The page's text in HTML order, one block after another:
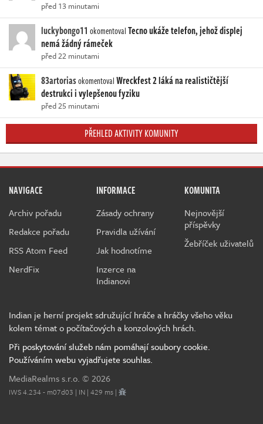
před 13 minutami
luckybongo11 okomentovalTecno ukáže telefon, jehož displej
nemá žádný rámeček
před 22 minutami
83artoriasokomentovalWreckfest 2 láká na realističtější
destrukci i vylepšenou fyziku
před 25 minutami
PŘEHLED AKTIVITY KOMUNITY
NAVIGACE
Archiv pořadu
Redakce pořadu
RSS Atom Feed
NerdFix
INFORMACE
Zásady ochrany
Pravidla užívání
Jak hodnotíme
Inzerce na
Indianovi
KOMUNITA
Nejnovější
příspěvky
Žebříček uživatelů
Indian je herní projekt sdružující hráče a hráčky všeho věku
kolem témat o počítačových a konzolových hrách.
Při poskytování služeb nám pomáhají soubory cookie.
Používáním webu vyjadřujete souhlas.
MediaRealms s.r.o. © 2026
IWS 4.234 - m07d03 | IN | 429 ms |